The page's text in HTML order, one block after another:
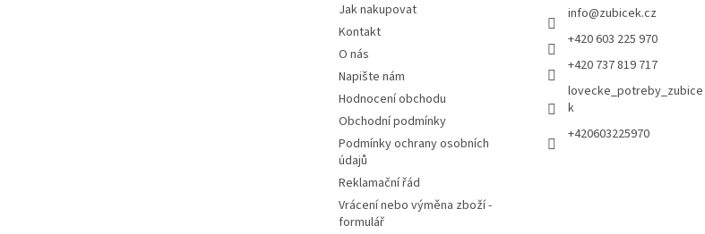
Jak nakupovat
Kontakt
O nás
Napište nám
Hodnocení obchodu
Obchodní podmínky
Podmínky ochrany osobních
údajů
Reklamační řád
Vrácení nebo výměna zboží -
formulář
info@zubicek.cz
+420 603 225 970
+420 737 819 717
lovecke_potreby_zubice
k
+420603225970